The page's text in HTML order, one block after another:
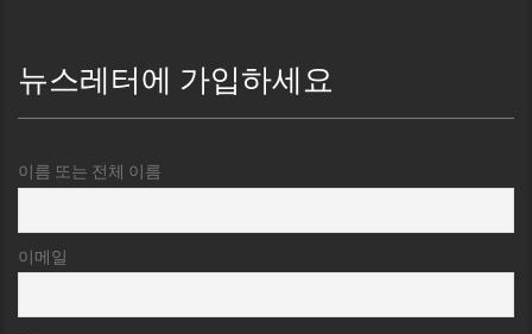
뉴스레터에 가입하세요
이름 또는 전체 이름
이메일